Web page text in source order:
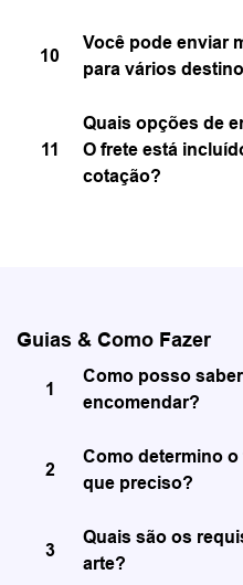
10
Você pode enviar
para vários
11
Quais opções de
O frete está
cotação?
Guias & Como Fazer
1
Como posso
encomendar?
2
Como determino
que preciso?
3
Quais são os
arte?